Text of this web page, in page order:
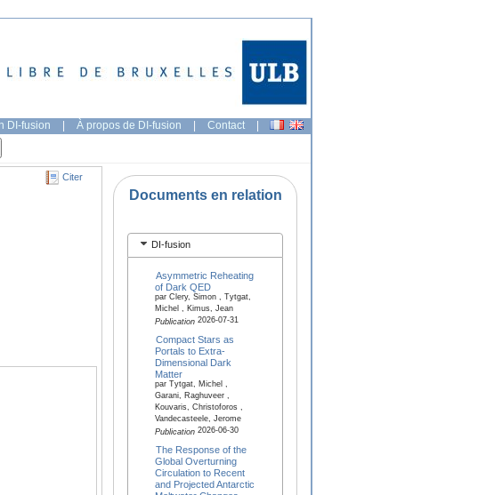
DI-fusion | À propos de DI-fusion | Contact |
Citer
Documents en relation
DI-fusion
Asymmetric Reheating
of Dark QED
par Clery, Simon , Tytgat,
Michel , Kimus, Jean
Publication2026-07-31
Compact Stars as
Portals to Extra-
Dimensional Dark
Matter
par Tytgat, Michel ,
Garani, Raghuveer ,
Kouvaris, Christoforos ,
Vandecasteele, Jerome
Publication2026-06-30
The Response of the
Global Overturning
Circulation to Recent
and Projected Antarctic